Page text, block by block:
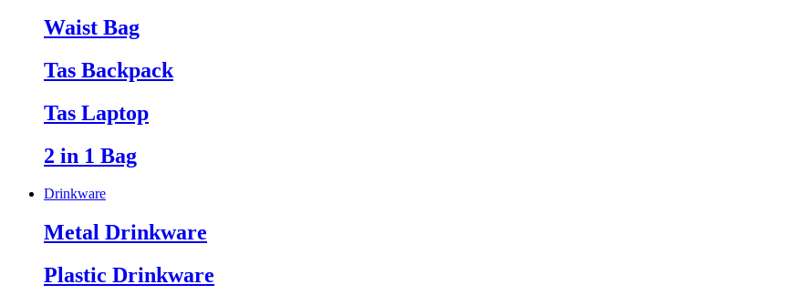
Waist Bag
Tas Backpack
Tas Laptop
2 in 1 Bag
Drinkware
Metal Drinkware
Plastic Drinkware